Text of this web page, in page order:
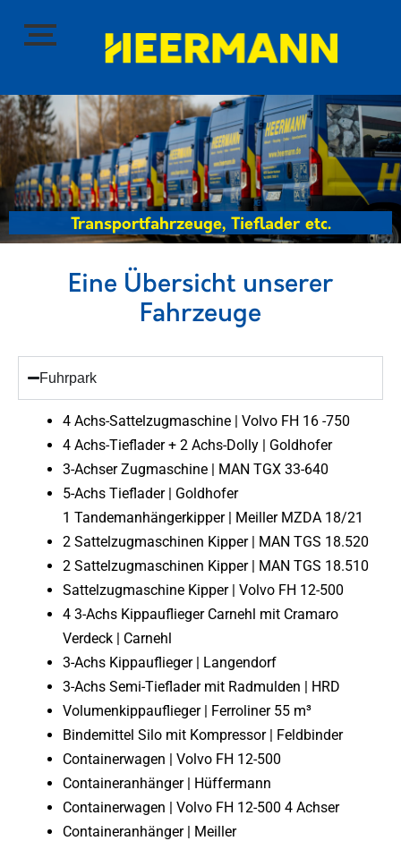
Transportfahrzeuge, Tieflader etc.
Eine Übersicht unserer
Fahrzeuge
Fuhrpark
4 Achs-Sattelzugmaschine | Volvo FH 16 -750
4 Achs-Tieflader + 2 Achs-Dolly | Goldhofer
3-Achser Zugmaschine | MAN TGX 33-640
5-Achs Tieflader | Goldhofer
1 Tandemanhängerkipper | Meiller MZDA 18/21
2 Sattelzugmaschinen Kipper | MAN TGS 18.520
2 Sattelzugmaschinen Kipper | MAN TGS 18.510
Sattelzugmaschine Kipper | Volvo FH 12-500
4 3-Achs Kippauflieger Carnehl mit Cramaro
Verdeck | Carnehl
3-Achs Kippauflieger | Langendorf
3-Achs Semi-Tieflader mit Radmulden | HRD
Volumenkippauflieger | Ferroliner 55 m³
Bindemittel Silo mit Kompressor | Feldbinder
Containerwagen | Volvo FH 12-500
Containeranhänger | Hüffermann
Containerwagen | Volvo FH 12-500 4 Achser
Containeranhänger | Meiller